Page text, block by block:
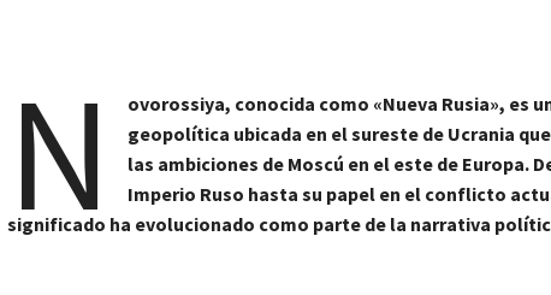
N
ovorossiya, conocida como «Nueva Rusia», es
geopolítica ubicada en el sureste de Ucrania
las ambiciones de Moscú en el este de Europa.
Imperio Ruso hasta su papel en el conflicto
significado ha evolucionado como parte de la narrativa